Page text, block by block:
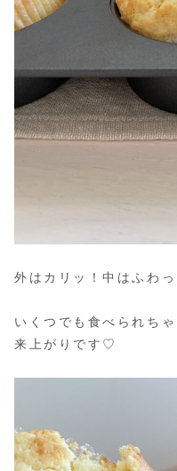
外はカリッ！中はふわっ
いくつでも食べられち
来上がりです♡